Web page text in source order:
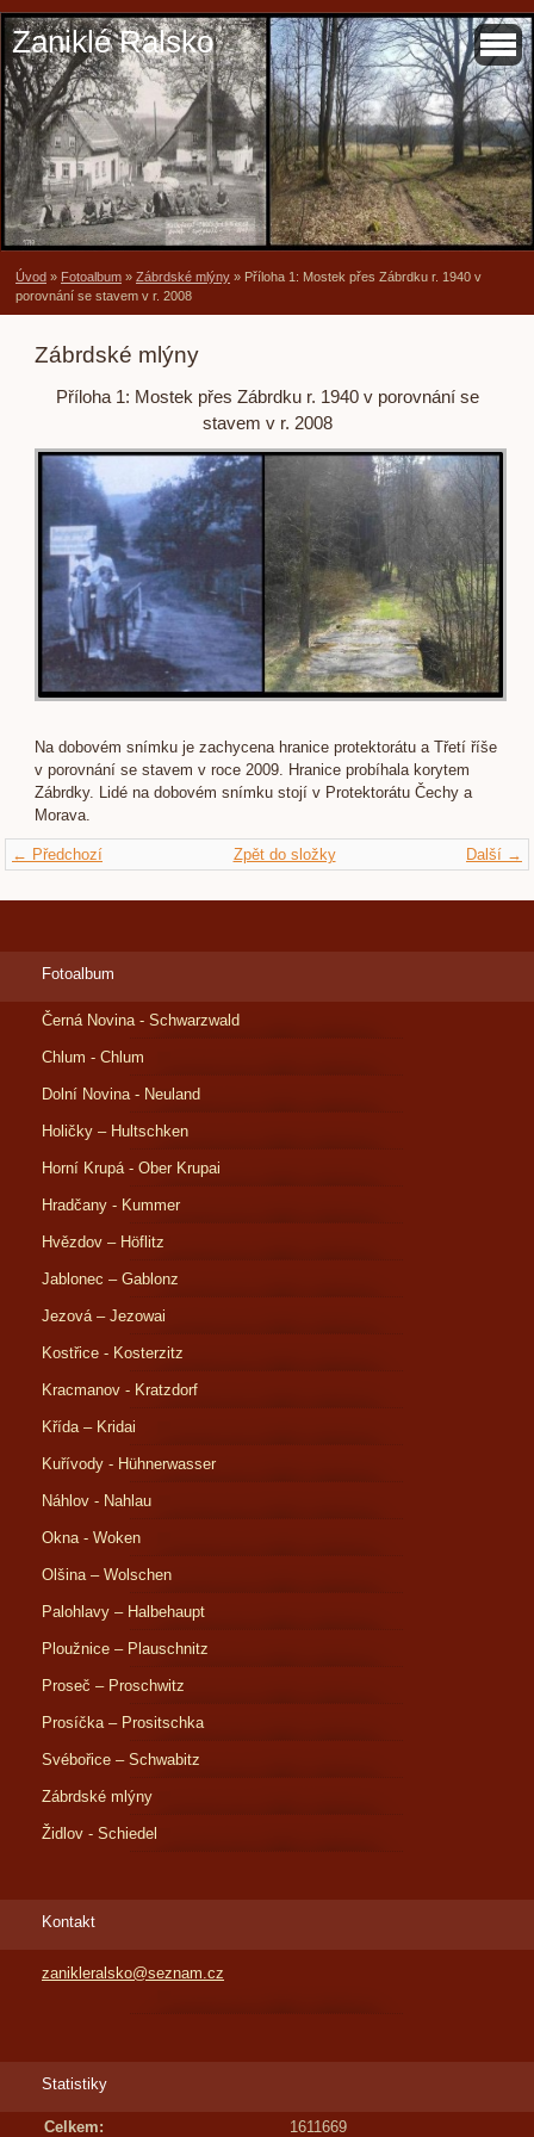
Zaniklé Ralsko
Úvod » Fotoalbum » Zábrdské mlýny » Příloha 1: Mostek přes Zábrdku r. 1940 v
porovnání se stavem v r. 2008
Zábrdské mlýny
Příloha 1: Mostek přes Zábrdku r. 1940 v porovnání se
stavem v r. 2008
Na dobovém snímku je zachycena hranice protektorátu a Třetí říše
v porovnání se stavem v roce 2009. Hranice probíhala korytem
Zábrdky. Lidé na dobovém snímku stojí v Protektorátu Čechy a
Morava.
← Předchozí Další →
Zpět do složky
Fotoalbum
Černá Novina - Schwarzwald
Chlum - Chlum
Dolní Novina - Neuland
Holičky – Hultschken
Horní Krupá - Ober Krupai
Hradčany - Kummer
Hvězdov – Höflitz
Jablonec – Gablonz
Jezová – Jezowai
Kostřice - Kosterzitz
Kracmanov - Kratzdorf
Křída – Kridai
Kuřívody - Hühnerwasser
Náhlov - Nahlau
Okna - Woken
Olšina – Wolschen
Palohlavy – Halbehaupt
Ploužnice – Plauschnitz
Proseč – Proschwitz
Prosíčka – Prositschka
Svébořice – Schwabitz
Zábrdské mlýny
Židlov - Schiedel
Kontakt
zanikleralsko@seznam.cz
Statistiky
Celkem: 1611669